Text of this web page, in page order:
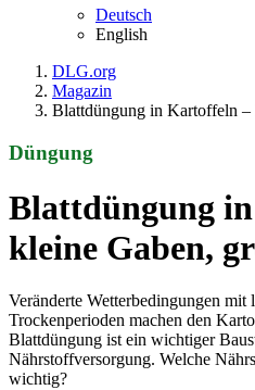
Deutsch
English
DLG.org
Magazin
Blattdüngung in Kartoffeln
Düngung
Blattdüngung
kleine Gaben,
Veränderte Wetterbedingungen mit
Trockenperioden machen den
Blattdüngung ist ein wichtiger
Nährstoffversorgung. Welche
wichtig?